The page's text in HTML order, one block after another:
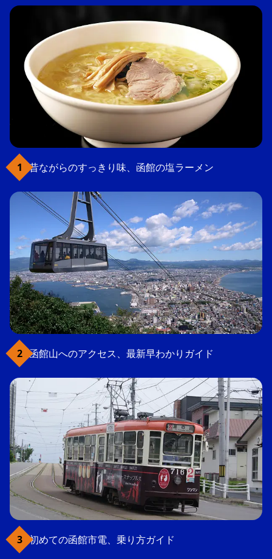
昔ながらのすっきり味、函館の塩ラーメン
函館山へのアクセス、最新早わかりガイド
初めての函館市電、乗り方ガイド